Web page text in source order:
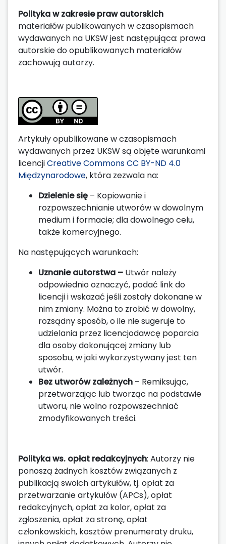
Polityka w zakresie praw autorskich
materiałów publikowanych w czasopismach
wydawanych na UKSW jest następująca: prawa
autorskie do opublikowanych materiałów
zachowują autorzy.
Artykuły opublikowane w czasopismach
wydawanych przez UKSW są objęte warunkami
licencjiCreative Commons CC BY-ND 4.0
Międzynarodowe, która zezwala na:
Dzielenie się – Kopiowanie i
rozpowszechnianie utworów w dowolnym
medium i formacie; dla dowolnego celu,
także komercyjnego.
Na następujących warunkach:
Uznanie autorstwa – Utwór należy
odpowiednio oznaczyć, podać link do
licencji i wskazać jeśli zostały dokonane w
nim zmiany. Można to zrobić w dowolny,
rozsądny sposób, o ile nie sugeruje to
udzielania przez licencjodawcę poparcia
dla osoby dokonującej zmiany lub
sposobu, w jaki wykorzystywany jest ten
utwór.
Bez utworów zależnych – Remiksując,
przetwarzając lub tworząc na podstawie
utworu, nie wolno rozpowszechniać
zmodyfikowanych treści.
Polityka ws. opłat redakcyjnych: Autorzy nie
ponoszą żadnych kosztów związanych z
publikacją swoich artykułów, tj. opłat za
przetwarzanie artykułów (APCs), opłat
redakcyjnych, opłat za kolor, opłat za
zgłoszenia, opłat za stronę, opłat
członkowskich, kosztów prenumeraty druku,